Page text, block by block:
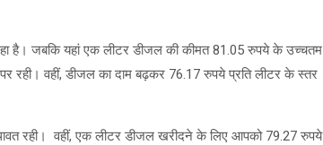
है। जबकि यहां एक लीटर डीजल की कीमत 81.05 रुपये के उच्चतम
रही। वहीं, डीजल का दाम बढ़कर 76.17 रुपये प्रति लीटर के स्तर
रही। वहीं, एक लीटर डीजल खरीदने के लिए आपको 79.27 रुपये